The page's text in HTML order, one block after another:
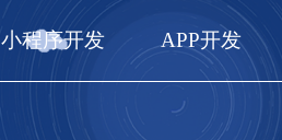
小程序开发 APP开发